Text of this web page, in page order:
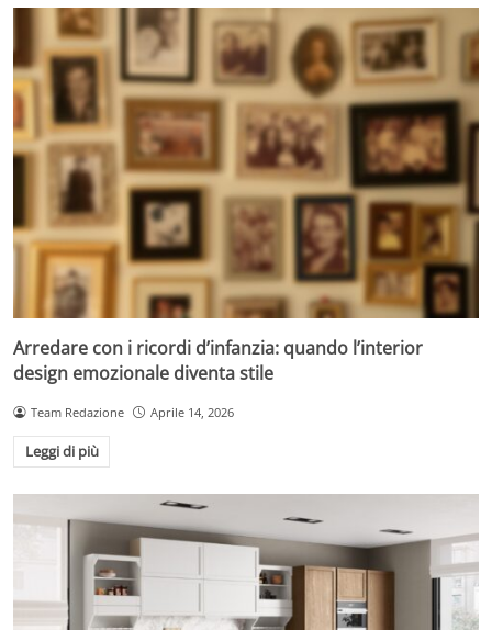
Arredare con i ricordi d’infanzia: quando l’interior
design emozionale diventa stile
Team Redazione Aprile 14, 2026
Leggi di più